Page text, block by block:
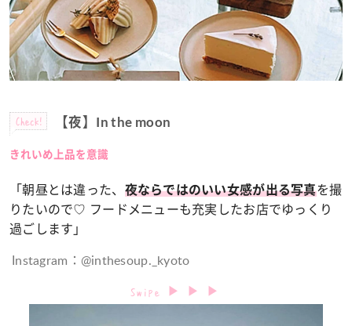
Check! 【夜】In the moon
きれいめ上品を意識
「朝昼とは違った、 夜ならではのいい女感が出る写真を撮
りたいので♡ フードメニューも充実したお店でゆっくり
過ごします」
Instagram：@inthesoup._kyoto